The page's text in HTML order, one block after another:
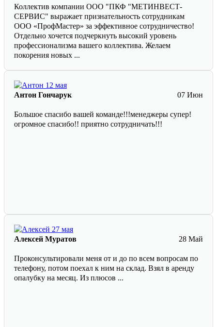
Коллектив компании ООО "ПКФ "МЕТИНВЕСТ-
СЕРВИС" выражает признательность сотрудникам
ООО «ПрофМастер» за эффективное сотрудничество!
Отдельно хочется подчеркнуть высокий уровень
профессионализма вашего коллектива. Желаем
покорения новых ...
07 Июн
Антон Гончарук
Большое спасибо вашей команде!!!менеджеры супер!
огромное спасибо!! приятно сотрудничать!!!
28 Май
Алексей Муратов
Проконсультировали меня от и до по всем вопросам по
телефону, потом поехал к ним на склад. Взял в аренду
опалубку на месяц. Из плюсов ...